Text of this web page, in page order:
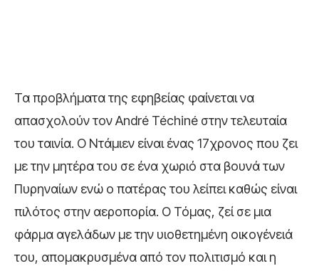
Τα προβλήματα της εφηβείας φαίνεται να
απασχολούν τον André Téchiné στην τελευταία
του ταινία. Ο Ντάμιεν είναι ένας 17χρονος που ζει
με την μητέρα του σε ένα χωριό στα βουνά των
Πυρηναίων ενώ ο πατέρας του λείπει καθώς είναι
πιλότος στην αεροπορία. Ο Τόμας, ζεί σε μια
φάρμα αγελάδων με την υιοθετημένη οικογένειά
του, απομακρυσμένα από τον πολιτισμό και η